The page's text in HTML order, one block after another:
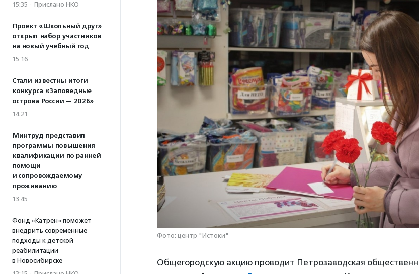
15:35 · Прислано НКО
Проект «Школьный друг»
открыл набор участников
на новый учебный год
15:16
Стали известны итоги
конкурса «Заповедные
острова России — 2026»
14:21
Минтруд представил
программы повышения
квалификации по ранней
помощи
и сопровождаемому
проживанию
13:45
Фонд «Катрен» поможет
внедрить современные
подходы к детской
реабилитации
в Новосибирске
Фото: центр "Истоки"
Общегородскую акцию проводит Петрозаводская